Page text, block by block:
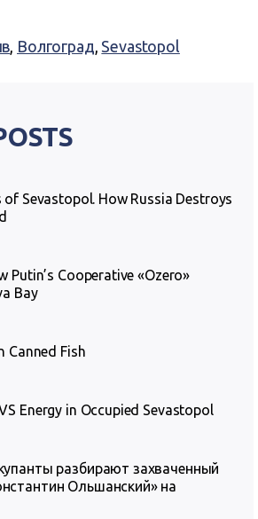
Волгоград Sevastopol
Sevastopol. How Russia Destroys
Putin’s Cooperative «Ozero»
Bay
Canned Fish
Energy in Occupied Sevastopol
разбирают захваченный
Ольшанский» на